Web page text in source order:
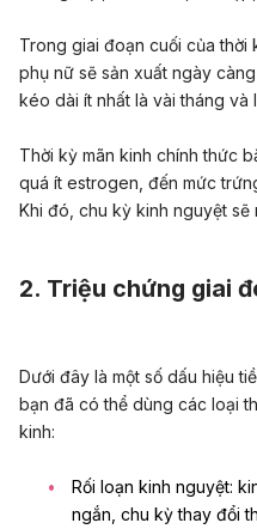
Trong giai đoạn cuối của thời
phụ nữ sẽ sản xuất ngày
kéo dài ít nhất là vài tháng và
Thời kỳ mãn kinh chính thức
quá ít estrogen, đến mức
Khi đó, chu kỳ kinh nguyệt sẽ
2. Triệu chứng giai
Dưới đây là một số dấu hiệu
bạn đã có thể dùng các loại
kinh:
Rối loạn kinh nguyệt:
ngắn, chu kỳ thay đổi